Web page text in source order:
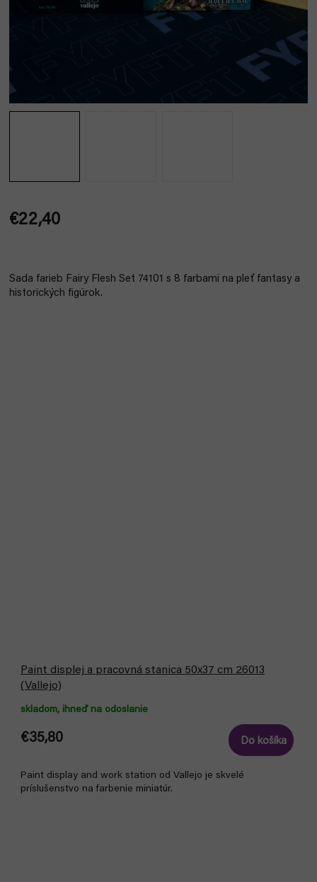
€22,40
Sada farieb Fairy Flesh Set 74101 s 8 farbami na pleť fantasy a
historických figúrok.
Paint displej a pracovná stanica 50x37 cm 26013
(Vallejo)
skladom, ihneď na odoslanie
€35,80 Do košíka
Paint display and work station od Vallejo je skvelé
príslušenstvo na farbenie miniatúr.